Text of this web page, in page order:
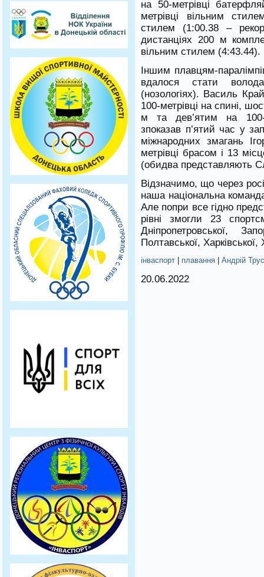
на 50-метрівці
метрівці вільним
стилем (1:00.38 –
дистанціях 200 м
вільним стилем (4:43.44).
Іншим плавцям-
вдалося стати
(нозологіях). Василь
100-метрівці на спині,
м та дев’ятим на 100-
зпоказав п’ятий час у
міжнародних змагань
метрівці брасом і 13
(обидва представляють
Відзначимо, що через
наша національна
Але попри все гідно
рівні змогли 23
Дніпропетровської,
Полтавської,
інваспорт плавання Андрій
20.06.2022